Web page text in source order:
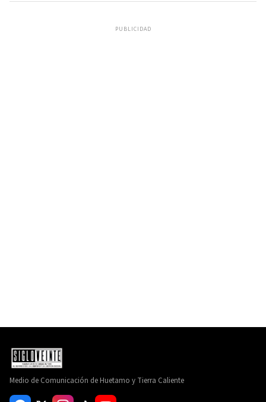
PUBLICIDAD
Medio de Comunicación de Huetamo y Tierra Caliente